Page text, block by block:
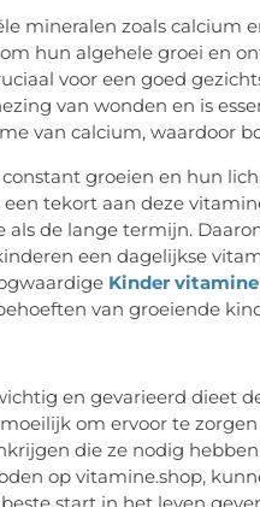
mineralen zoals calcium
hun algehele groei en
voor een goed
van wonden en is
van calcium, waardoor
groeien en hun
tekort aan deze
als de lange termijn.
een dagelijkse
Kinder vitamine
van groeiende
en gevarieerd dieet
om ervoor te
die ze nodig
op vitamine.shop,
start in het leven